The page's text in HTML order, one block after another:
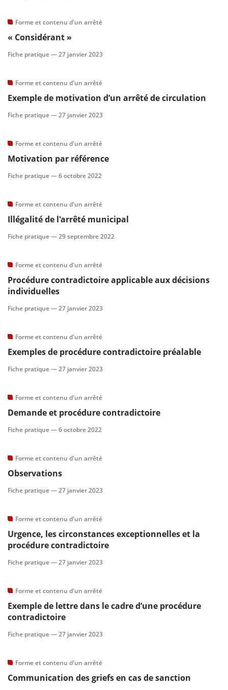
Forme et contenu d'un arrêté
« Considérant »
Fiche pratique —27 janvier 2023
Forme et contenu d'un arrêté
Exemple de motivation d’un arrêté de circulation
Fiche pratique —27 janvier 2023
Forme et contenu d'un arrêté
Motivation par référence
Fiche pratique —6 octobre 2022
Forme et contenu d'un arrêté
Illégalité de l'arrêté municipal
Fiche pratique —29 septembre 2022
Forme et contenu d'un arrêté
Procédure contradictoire applicable aux décisions
individuelles
Fiche pratique —27 janvier 2023
Forme et contenu d'un arrêté
Exemples de procédure contradictoire préalable
Fiche pratique —27 janvier 2023
Forme et contenu d'un arrêté
Demande et procédure contradictoire
Fiche pratique —6 octobre 2022
Forme et contenu d'un arrêté
Observations
Fiche pratique —27 janvier 2023
Forme et contenu d'un arrêté
Urgence, les circonstances exceptionnelles et la
procédure contradictoire
Fiche pratique —27 janvier 2023
Forme et contenu d'un arrêté
Exemple de lettre dans le cadre d’une procédure
contradictoire
Fiche pratique —27 janvier 2023
Forme et contenu d'un arrêté
Communication des griefs en cas de sanction